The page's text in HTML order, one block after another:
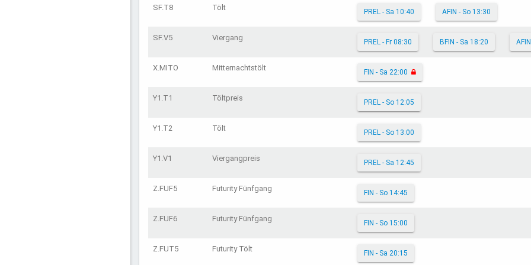
SF.T8 Tölt PREL - Sa 10:40 AFIN - So 13:30
SF.V5 Viergang PREL - Fr 08:30 BFIN - Sa 18:20
X.MITO Mitternachtstölt FIN - Sa 22:00
Y1.T1 Töltpreis PREL - So 12:05
Y1.T2 Tölt PREL - So 13:00
Y1.V1 Viergangpreis PREL - Sa 12:45
Z.FUF5 Futurity Fünfgang FIN - So 14:45
Z.FUF6 Futurity Fünfgang FIN - So 15:00
Z.FUT5 Futurity Tölt FIN - Sa 20:15